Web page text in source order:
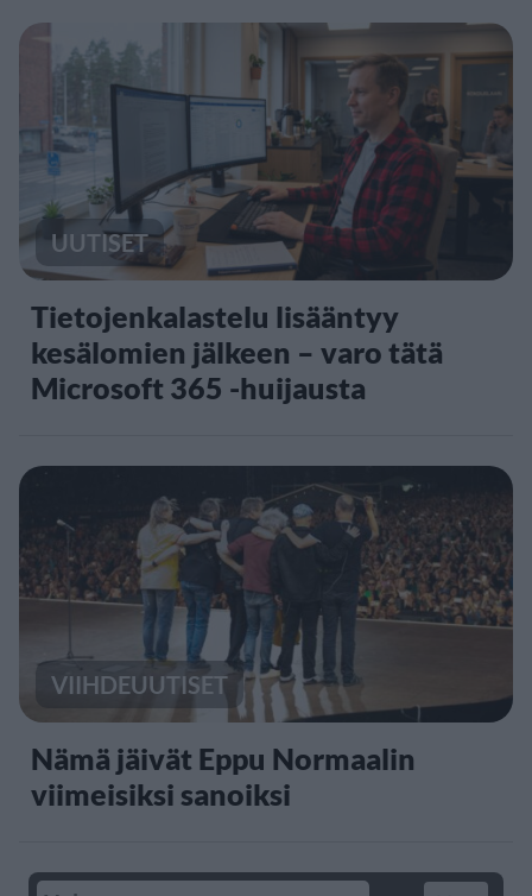
UUTISET
Tietojenkalastelu lisääntyy
kesälomien jälkeen – varo tätä
Microsoft 365 -huijausta
VIIHDEUUTISET
Nämä jäivät Eppu Normaalin
viimeisiksi sanoiksi